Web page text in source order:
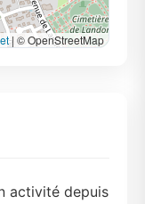
| © OpenStreetMap
activité depuis